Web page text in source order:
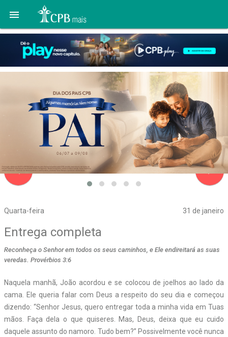

Quarta-feira 31 de janeiro
navigate_before
Entrega completa
Reconheça o Senhor em todos os seus caminhos, e Ele endireitará as suas
veredas. Provérbios 3:6
Naquela manhã, João acordou e se colocou de joelhos ao lado da
cama. Ele queria falar com Deus a respeito do seu dia e começou
dizendo: “Senhor Jesus, quero entregar toda a minha vida em Tuas
mãos. Faça dela o que quiseres. Mas, Deus, deixa que eu cuido
daquele assunto do namoro. Tudo bem?” Possivelmente você nunca
navigate_next